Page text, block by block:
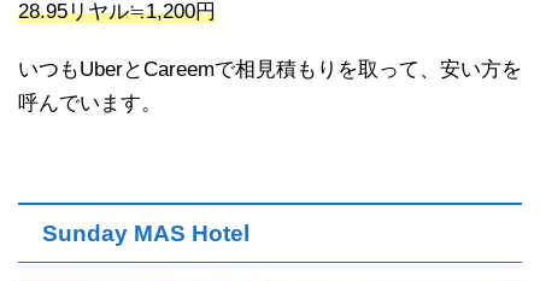
28.95リヤル≒1,200円
いつもUberとCareemで相見積もりを取って、安い方を
呼んでいます。
Sunday MAS Hotel